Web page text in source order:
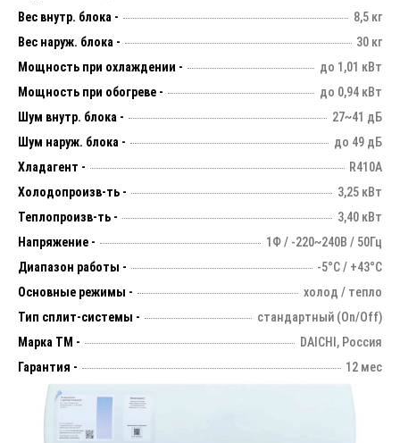
Вес внутр. блока -
8,5 кг
Вес наруж. блока -
30 кг
Мощность при охлаждении -
до 1,01 кВт
Мощность при обогреве -
до 0,94 кВт
Шум внутр. блока -
27~41 дБ
Шум наруж. блока -
до 49 дБ
Хладагент -
R410А
Холодопроизв-ть -
3,25 кВт
Теплопроизв-ть -
3,40 кВт
Напряжение -
1Ф / -220~240В / 50Гц
Диапазон работы -
-5°С / +43°С
Основные режимы -
холод / тепло
Тип сплит-системы -
стандартный (On/Off)
Марка ТМ -
DAICHI, Россия
Гарантия -
12 мес